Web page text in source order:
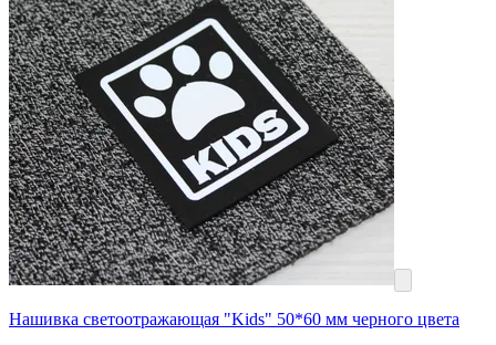
Нашивка светоотражающая "Kids" 50*60 мм черного цвета